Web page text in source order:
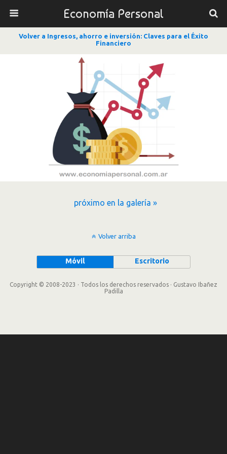
Economía Personal
Volver a Ingresos, ahorro e inversión: Claves para el Éxito
Financiero
próximo en la galería »
Volver arriba
Móvil Escritorio
Copyright © 2008-2023 · Todos los derechos reservados · Gustavo Ibañez
Padilla